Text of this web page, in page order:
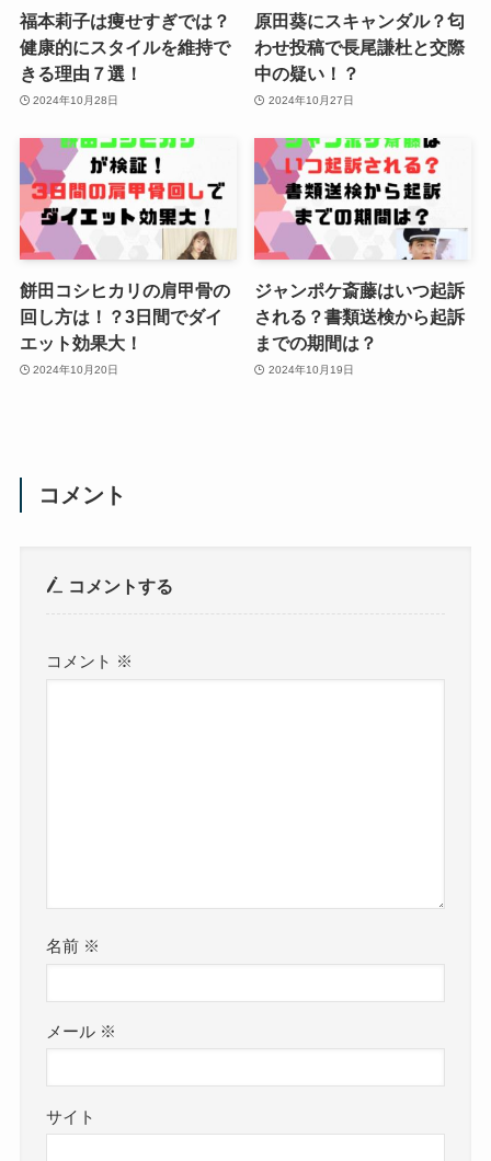
福本莉子は痩せすぎでは？
健康的にスタイルを維持で
きる理由７選！
2024年10月28日
原田葵にスキャンダル？匂
わせ投稿で長尾謙杜と交際
中の疑い！？
2024年10月27日
餅田コシヒカリの肩甲骨の
回し方は！？3日間でダイ
エット効果大！
2024年10月20日
ジャンポケ斎藤はいつ起訴
される？書類送検から起訴
までの期間は？
2024年10月19日
コメント
コメントする
コメント ※
名前 ※
メール ※
サイト